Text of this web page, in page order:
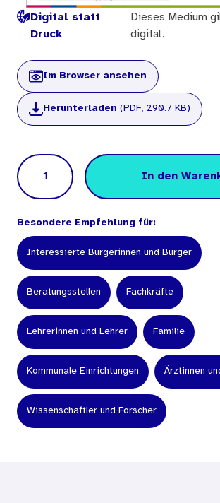
Digital statt
Druck
Dieses Medium
digital.
Im Browser ansehen
Herunterladen (PDF, 290.7 KB)
Menge
In den
Besondere Empfehlung für:
Interessierte Bürgerinnen und Bürger
Beratungsstellen Fachkräfte
Lehrerinnen und Lehrer Familie
Kommunale Einrichtungen Ärztinnen
Wissenschaftler und Forscher